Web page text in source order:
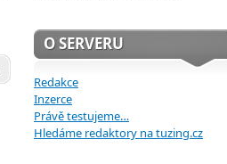
O SERVERU
Redakce
Inzerce
Právě testujeme…
Hledáme redaktory na tuzing.cz